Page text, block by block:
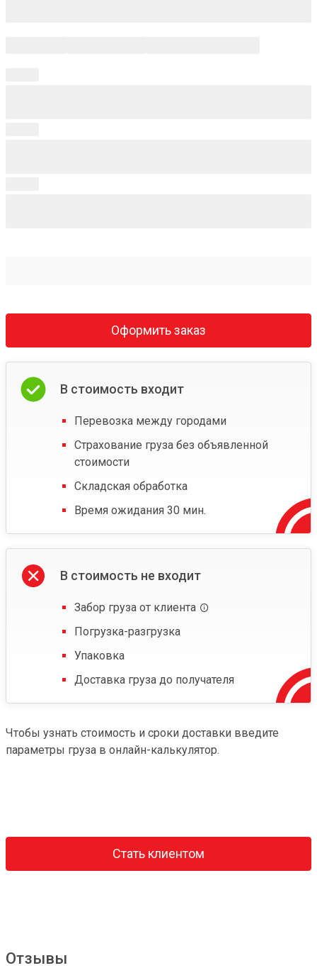
Оформить заказ
В стоимость входит
Перевозка между городами
Страхование груза без объявленной
стоимости
Складская обработка
Время ожидания 30 мин.
В стоимость не входит
Забор груза от клиента
Погрузка-разгрузка
Упаковка
Доставка груза до получателя
Чтобы узнать стоимость и сроки доставки введите
параметры груза в онлайн-калькулятор.
Стать клиентом
Отзывы